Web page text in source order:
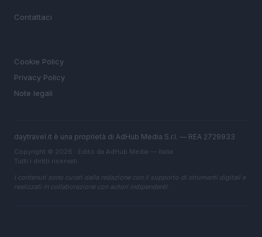
Contattaci
Cookie Policy
Privacy Policy
Note legali
daytravel.it è una proprietà di AdHub Media S.r.l. — REA 2729933
Copyright © 2026 · Edito da AdHub Media — Italia
Tutti i diritti riservati
I contenuti sono curati dalla redazione con il supporto di strumenti digitali e
realizzati in collaborazione con autori indipendenti.